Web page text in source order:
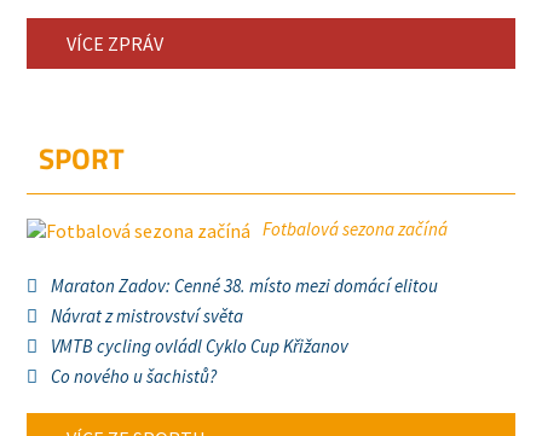
VÍCE ZPRÁV
SPORT
Fotbalová sezona začíná
Maraton Zadov: Cenné 38. místo mezi domácí elitou
Návrat z mistrovství světa
VMTB cycling ovládl Cyklo Cup Křižanov
Co nového u šachistů?